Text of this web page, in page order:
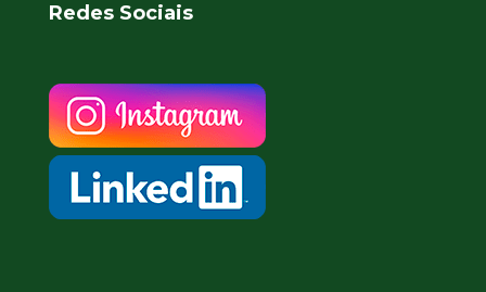
Redes Sociais